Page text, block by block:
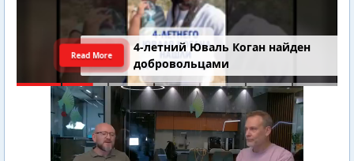
4-летний Юваль Коган найден
добровольцами
Read More